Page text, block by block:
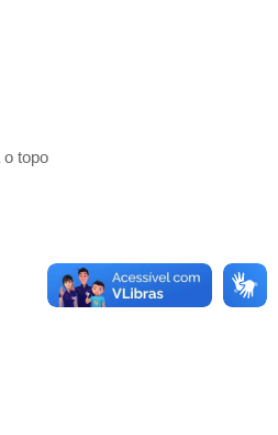
topo